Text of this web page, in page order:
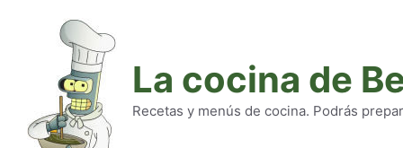
La cocina de
Recetas y menús de cocina. Podrás